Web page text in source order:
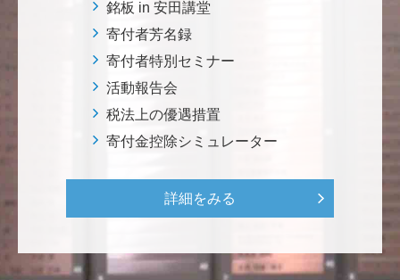
恵良 道信
リベラルアーツとしての経済学をさらに発展させて 下
さい。 <経済学研究科・経済学部支援基金>
紺野 邦昭
世界のISAKI」を実現し、日本を、そして世界をリー
ス・プロジェクト（三崎臨海実験所）>
穴吹 善範
昨春に開催された小石川植物園の観桜会は素晴らし
銘板 in 安田講堂
寄付者芳名録
寄付者特別セミナー
活動報告会
税法上の優遇措置
寄付金控除シミュレーター
詳細をみる